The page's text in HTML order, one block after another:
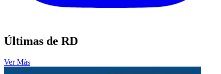
Últimas de RD
Ver Más